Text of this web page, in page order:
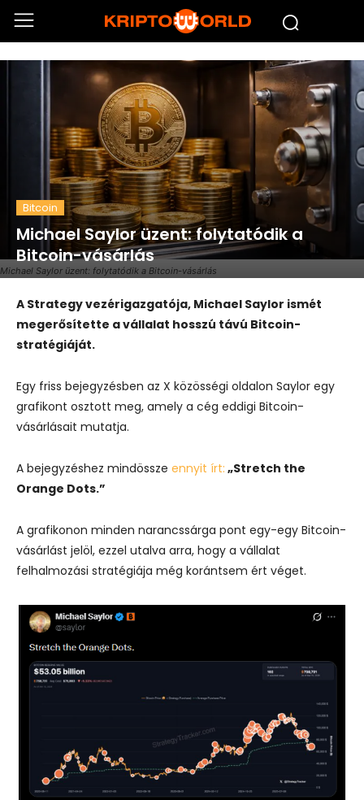
Michael Saylor üzent: folytatódik a Bitcoin-vásárlás
Bitcoin
Michael Saylor üzent: folytatódik a
Bitcoin-vásárlás
A Strategyvezérigazgatója, Michael Saylor ismét
megerősítette a vállalat hosszú távú Bitcoin-
stratégiáját.
Egy friss bejegyzésben az X közösségi oldalon Saylor egy
grafikont osztott meg, amely a cég eddigi Bitcoin-
vásárlásait mutatja.
A bejegyzéshez mindössze ennyit írt: „Stretch the
Orange Dots.”
A grafikonon minden narancssárga pont egy-egy Bitcoin-
vásárlást jelöl, ezzel utalva arra, hogy a vállalat
felhalmozási stratégiája még korántsem ért véget.